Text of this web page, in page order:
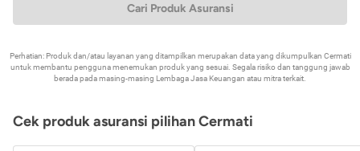
Cari Produk Asuransi
Perhatian: Produk dan/atau layanan yang ditampilkan merupakan data yang dikumpulkan Cermati
untuk membantu pengguna menemukan produk yang sesuai. Segala risiko dan tanggung jawab
berada pada masing-masing Lembaga Jasa Keuangan atau mitra terkait.
Cek produk asuransi pilihan Cermati